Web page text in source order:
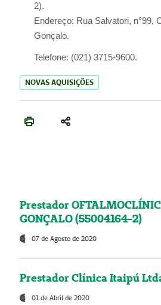
Endereço: Rua Salvatori, n°99,
Gonçalo.
Telefone: (021) 3715-9600.
NOVAS AQUISIÇÕES
Prestador
GONÇALO (55004164-2)
07 de Agosto de 2020
Prestador Clínica Itaipú
01 de Abril de 2020